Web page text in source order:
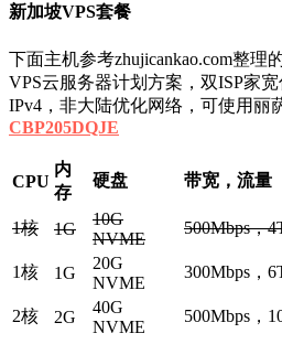
新加坡VPS套餐
下面主机参考zhujicankao.com整理
VPS云服务器计划方案，双ISP家
IPv4，非大陆优化网络，可使用丽
CBP205DQJE
CPU
内
存
硬盘 带宽，流量
1核 1G
10G
NVME
500Mbps，
1核 1G
20G
NVME
300Mbps，
2核 2G
40G
NVME
500Mbps，